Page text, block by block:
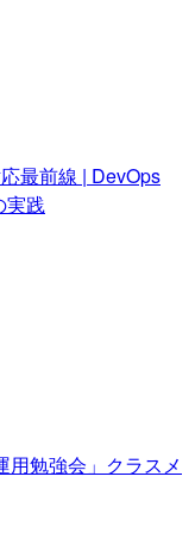
最前線 | DevOps
実践
用勉強会」クラスメ